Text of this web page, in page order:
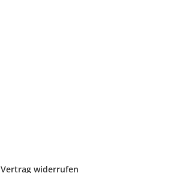
Vertrag widerrufen